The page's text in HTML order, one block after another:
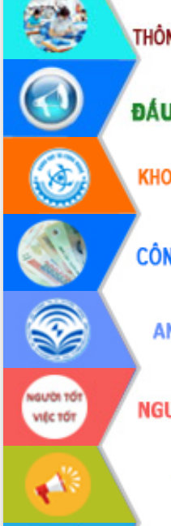
Xã Ea Phê gắn cải cách hành chính với
chuyển đổi số
Phó Chủ tịch Thường trực UBND tỉnh
Hồ Thị Nguyên Thảo làm việc tại Trung
tâm Phục vụ hành chính công xã Ea
Phê
Xây dựng nền hành chính số đồng
hành cùng nông dân dân, doanh nghiệp
Giai đoạn 2026-2030, Đắk Lắk phấn
đấu có 77% xã đạt chuẩn nông thôn
mới
Chuyển đổi số 'mở đường' cho nông
nghiệp Đắk Lắk tăng trưởng bứt phá
Triển khai đồng bộ đo đạc, lập hồ sơ
địa chính, hoàn thiện cơ sở dữ liệu đất
đai
Ứng dụng sinh trắc học - Bước tiến
trong hành trình chuyển đổi số tại Đắk
Lắk
Đắk Lắk nâng cao hiệu quả công tác
Đảng từ Sổ tay đảng viên điện tử
Đắk Lắk đẩy mạnh nuôi biển công
nghệ, hướng tới phát triển thủy sản
bền vững
Tập huấn nâng cao năng lực triển khai
chuyển đổi số cho cán bộ, công chức
cấp xã
Đắk Lắk phát động hưởng ứng Ngày
Quyền của người tiêu dùng Việt Nam
2026